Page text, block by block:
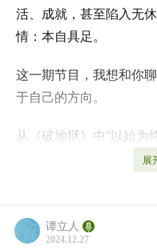
活、成就，甚至陷入无
情：本自具足。
这一期节目，我想和你
于自己的方向。
从《破地狱》中“以始为
带来的内驱力；从职场
这期节目是一份对自己
展
谭立人
2024.12.27